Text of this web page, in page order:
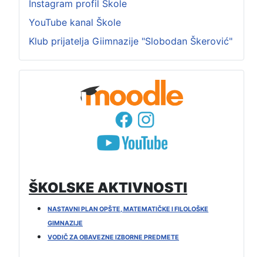
Instagram profil Škole
YouTube kanal Škole
Klub prijatelja Giimnazije "Slobodan Škerović"
ŠKOLSKE AKTIVNOSTI
NASTAVNI PLAN OPŠTE, MATEMATIČKE I FILOLOŠKE
GIMNAZIJE
VODIČ ZA OBAVEZNE IZBORNE PREDMETE